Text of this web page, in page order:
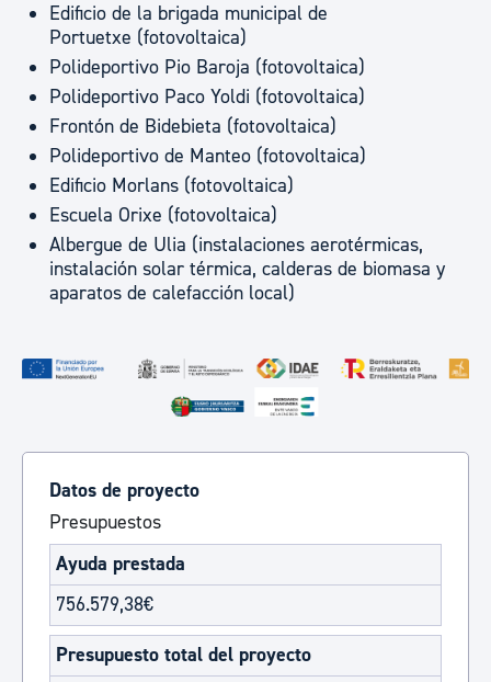
Edificio de la brigada municipal de
Portuetxe (fotovoltaica)
Polideportivo Pio Baroja (fotovoltaica)
Polideportivo Paco Yoldi (fotovoltaica)
Frontón de Bidebieta (fotovoltaica)
Polideportivo de Manteo (fotovoltaica)
Edificio Morlans (fotovoltaica)
Escuela Orixe (fotovoltaica)
Albergue de Ulia (instalaciones aerotérmicas,
instalación solar térmica, calderas de biomasa y
aparatos de calefacción local)
Datos de proyecto
Presupuestos
Ayuda prestada
756.579,38€
Presupuesto total del proyecto